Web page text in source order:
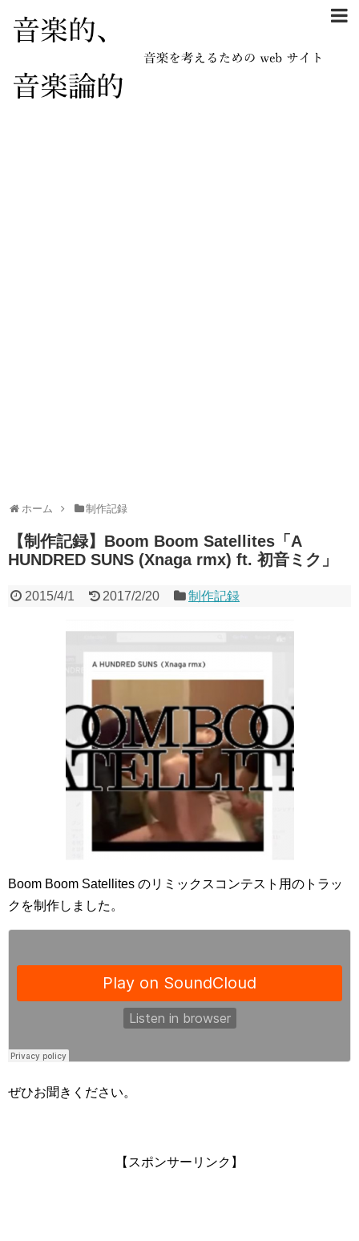
ホーム 制作記録
【制作記録】Boom Boom Satellites「A
HUNDRED SUNS (Xnaga rmx) ft. 初音ミク」
2015/4/1 2017/2/20 制作記録
Boom Boom Satellites のリミックスコンテスト用のトラッ
クを制作しました。
ぜひお聞きください。
【スポンサーリンク】